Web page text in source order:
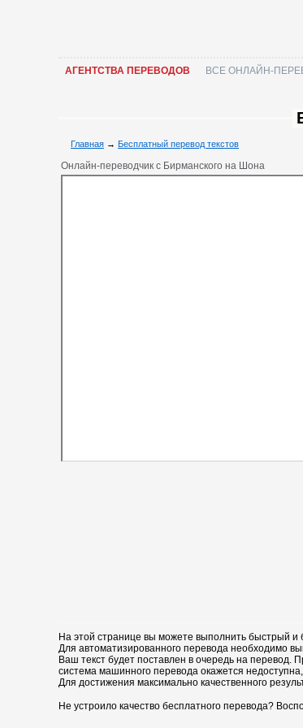
АГЕНТСТВА ПЕРЕВОДОВ ВСЕ ОНЛАЙН-
Главная → Бесплатный перевод текстов
Онлайн-переводчик с Бирманского на Шона
На этой странице вы можете выполнить быстрый и
Для автоматизированного перевода необходимо
Ваш текст будет поставлен в очередь на перевод.
система машинного перевода окажется
Для достижения максимально качественного
Не устроило качество бесплатного перевода?